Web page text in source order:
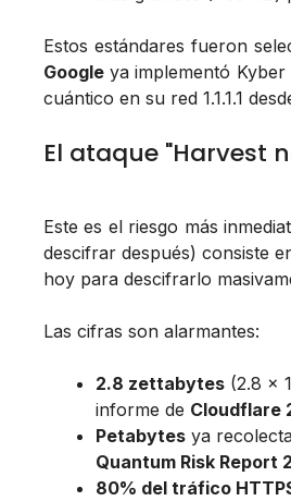
Estos estándares fueron
Google ya implementó
cuántico en su red 1.1.1.1
El ataque "Harvest
Este es el riesgo más
descifrar después) consiste
hoy para descifrarlo
Las cifras son alarmantes:
2.8 zettabytes (2.8 ×
informe de Cloudflare
Petabytes ya
Quantum Risk Report
80% del tráfico